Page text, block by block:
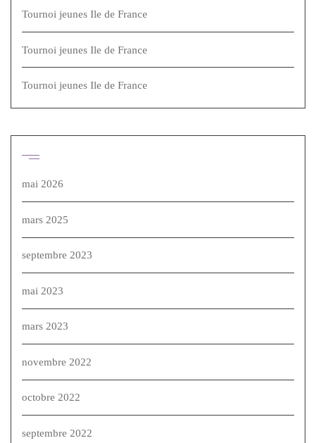
Tournoi jeunes Ile de France
Tournoi jeunes Ile de France
Tournoi jeunes Ile de France
mai 2026
mars 2025
septembre 2023
mai 2023
mars 2023
novembre 2022
octobre 2022
septembre 2022